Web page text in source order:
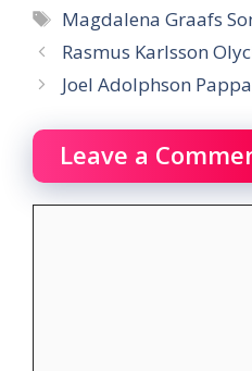
Tags
Magdalena Graafs
Rasmus Karlsson
Joel Adolphson Pappa
Leave a